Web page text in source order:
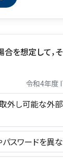
を想定して，
令和4年度
外し可能な外
スワードを異な